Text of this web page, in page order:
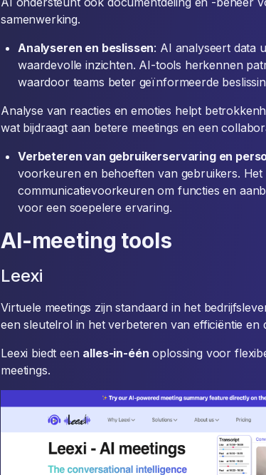
samenwerking.
Analyseren en beslissen: AI analyseert data
waardevolle inzichten. AI-tools herkennen
waardoor teams beter geïnformeerde
Analyse van reacties en emoties helpt
wat bijdraagt aan betere meetings en een
Verbeteren van gebruikerservaring en
voorkeuren en behoeften van gebruikers.
communicatievoorkeuren om functies en
voor een soepelere ervaring.
AI-meeting tools
Leexi
Virtuele meetings zijn standaard in het
een sleutelrol in het verbeteren van efficiëntie en
Leexi biedt een alles-in-één oplossing voor
meetings.